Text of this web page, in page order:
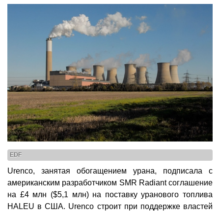
EDF
Urenco, занятая обогащением урана, подписала с
американским разработчиком SMR Radiant соглашение
на £4 млн ($5,1 млн) на поставку уранового топлива
HALEU в США. Urenco строит при поддержке властей